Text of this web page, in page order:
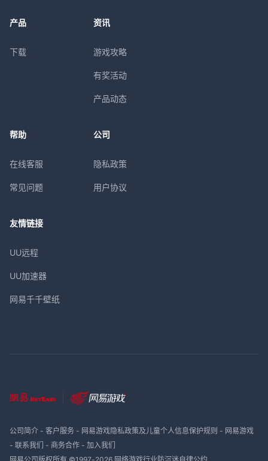
产品
下载
资讯
游戏攻略
有奖活动
产品动态
帮助
在线客服
常见问题
公司
隐私政策
用户协议
友情链接
UU远程
UU加速器
网易千千壁纸
公司简介- 客户服务- 网易游戏隐私政策及儿童个人信息保护规则 - 网易游戏
- 联系我们 - 商务合作- 加入我们